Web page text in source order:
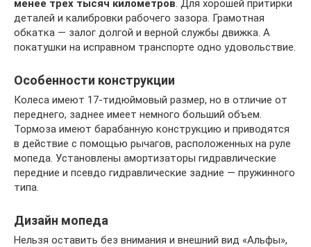
менее трех тысяч километров. Для хорошей притирки
деталей и калибровки рабочего зазора. Грамотная
обкатка — залог долгой и верной службы движка. А
покатушки на исправном транспорте одно удовольствие.
Особенности конструкции
Колеса имеют 17-тидюймовый размер, но в отличие от
переднего, заднее имеет немного больший объем.
Тормоза имеют барабанную конструкцию и приводятся
в действие с помощью рычагов, расположенных на руле
мопеда. Установлены амортизаторы гидравлические
передние и псевдо гидравлические задние — пружинного
типа.
Дизайн мопеда
Нельзя оставить без внимания и внешний вид «Альфы»,